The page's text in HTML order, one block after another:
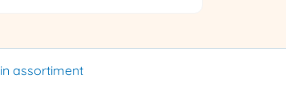
in assortiment